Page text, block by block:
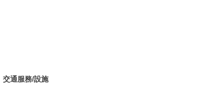
交通服務/設施